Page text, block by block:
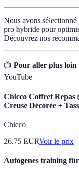
Nous avons
pro hybride pour
Découvrez nos
📺 Pour aller plus loin
YouTube
Chicco Coffret Repas
Creuse Décorée +
Chicco
26.75 EURVoir le prix
Autogenes training